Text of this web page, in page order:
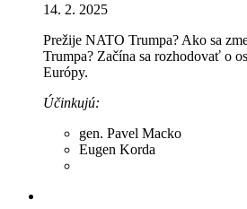
14. 2. 2025
Prežije NATO Trumpa? Ako sa
Trumpa? Začína sa rozhodovať o
Európy.
Účinkujú:
gen. Pavel Macko
Eugen Korda